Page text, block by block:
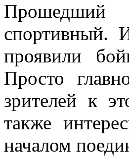
Прошедший
спортивный.
проявили
Просто
зрителей к
также
началом